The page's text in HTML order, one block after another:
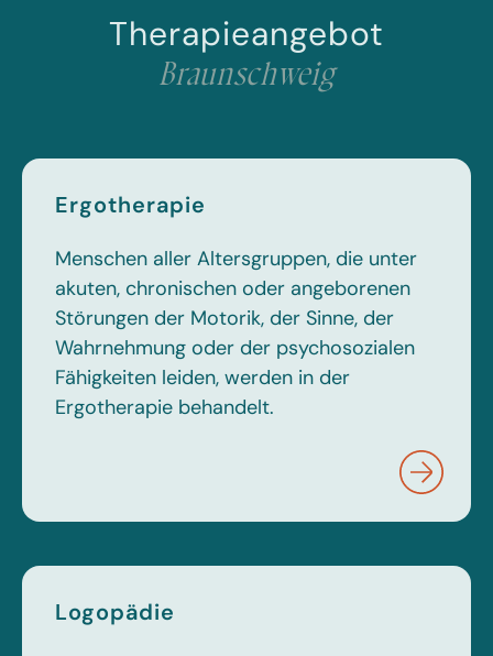
Therapieangebot
Braunschweig
Ergotherapie
Menschen aller Altersgruppen, die unter
akuten, chronischen oder angeborenen
Störungen der Motorik, der Sinne, der
Wahrnehmung oder der psychosozialen
Fähigkeiten leiden, werden in der
Ergotherapie behandelt.
Logopädie